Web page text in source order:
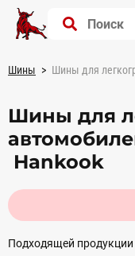
Шины Шины для
Шины для
Hankook
Подходящей